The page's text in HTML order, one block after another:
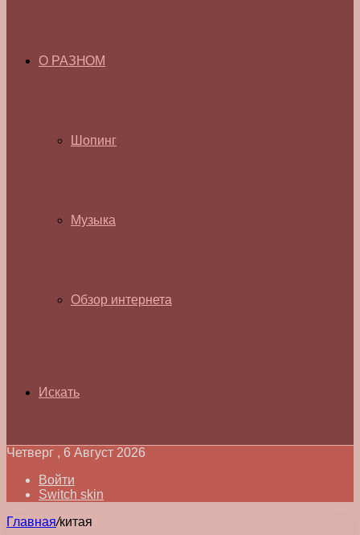
О РАЗНОМ
Шопинг
Музыка
Обзор интернета
Искать
Четверг , 6 Август 2026
Войти
Switch skin
Главная/китая